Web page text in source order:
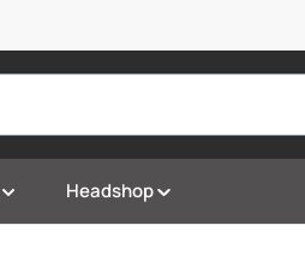
Headshop